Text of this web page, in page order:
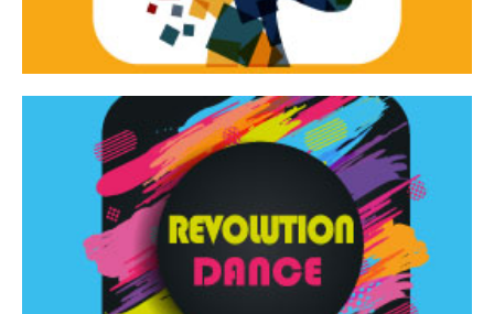
Revolution Dance
Rassegna di danza contemporanea – I Edizione